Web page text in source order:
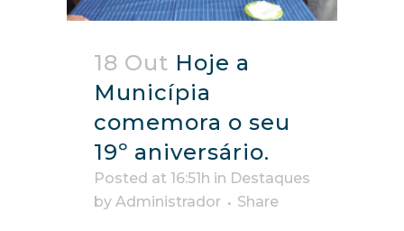
18 Out Hoje a
Municípia
comemora o seu
19º aniversário.
Posted at 16:51h in Destaques
by Administrador Share